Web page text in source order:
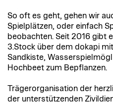
So oft es geht, gehen wir
Spielplätzen, oder einfach
beobachten. Seit 2016 gibt
3.Stock über dem dokapi
Sandkiste,
Hochbeet zum Bepflanzen.
Trägerorganisation der
der unterstützenden